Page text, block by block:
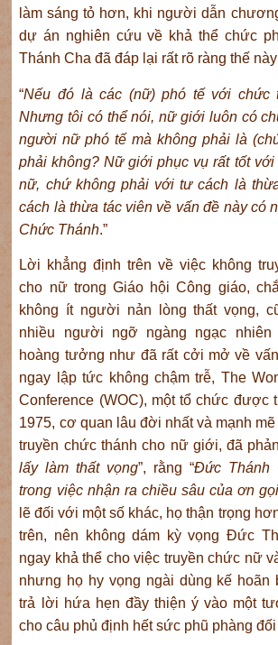
làm sáng tỏ hơn, khi người dẫn
dự án nghiên cứu về khả thể chức
Thánh Cha đã đáp lại rất rõ ràng thế
“Nếu đó là các (nữ) phó tế với chức
Nhưng tôi có thể nói, nữ giới luôn có
người nữ phó tế mà không phải là
phải không? Nữ giới phục vụ rất tốt
nữ, chứ không phải với tư cách là
cách là thừa tác viên về vấn đề này có
Chức Thánh.”
Lời khẳng định trên về việc không
cho nữ trong Giáo hội Công giáo,
không ít người nản lòng thất vọng,
nhiều người ngỡ ngàng ngạc
hoàng tưởng như đã rất cởi mở về
ngay lập tức không chậm trễ, The
Conference (WOC), một tổ chức được
1975, cơ quan lâu đời nhất và mạnh
truyền chức thánh cho nữ giới, đã
lấy làm thất vọng”, rằng “Đức Thánh
trong việc nhận ra chiều sâu của ơn
lẽ đối với một số khác, họ thận trọng
trên, nên không dám kỳ vọng Đức
ngay khả thể cho việc truyền chức nữ
nhưng họ hy vọng ngài dùng kế hoãn
trả lời hứa hẹn đầy thiện ý vào một
cho câu phủ định hết sức phũ phàng